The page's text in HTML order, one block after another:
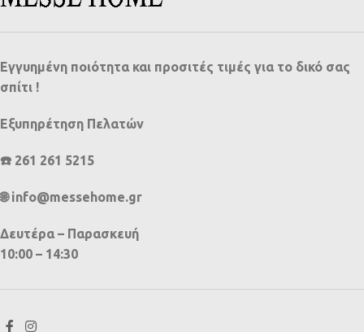
Εγγυημένη ποιότητα και προσιτές τιμές για το δικό σας
σπίτι !
Εξυπηρέτηση Πελατών
☎️ 261 261 5215
🌐 info@messehome.gr
Δευτέρα – Παρασκευή
10:00 – 14:30